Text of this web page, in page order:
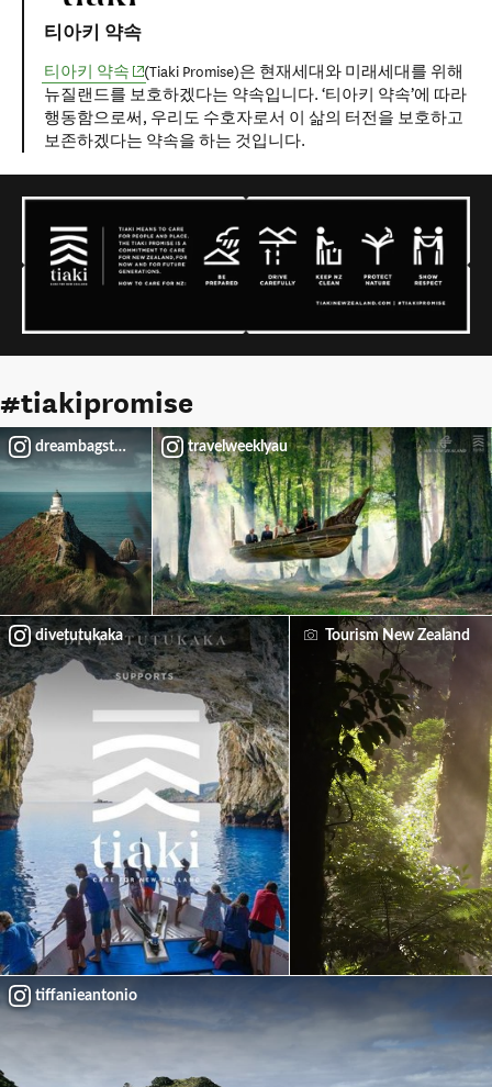
티아키 약속
티아키 약속 (opens in new window)
(Tiaki Promise)은 현재세대와 미래세대를 위해
뉴질랜드를 보호하겠다는 약속입니다. ‘티아키 약속’에 따라
행동함으로써, 우리도 수호자로서 이 삶의 터전을 보호하고
보존하겠다는 약속을 하는 것입니다.
#tiakipromise
dreambagstory travelweeklyau
divetutukaka Tourism New Zealand
tiffanieantonio